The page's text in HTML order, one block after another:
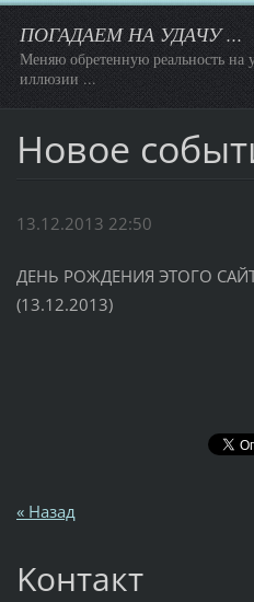
ПОГАДАЕМ НА УДАЧУ ...
Меняю обретенную реальность на
иллюзии ...
Новое
13.12.2013 22:50
ДЕНЬ РОЖДЕНИЯ ЭТОГО
(13.12.2013)
« Назад
Koнтакт